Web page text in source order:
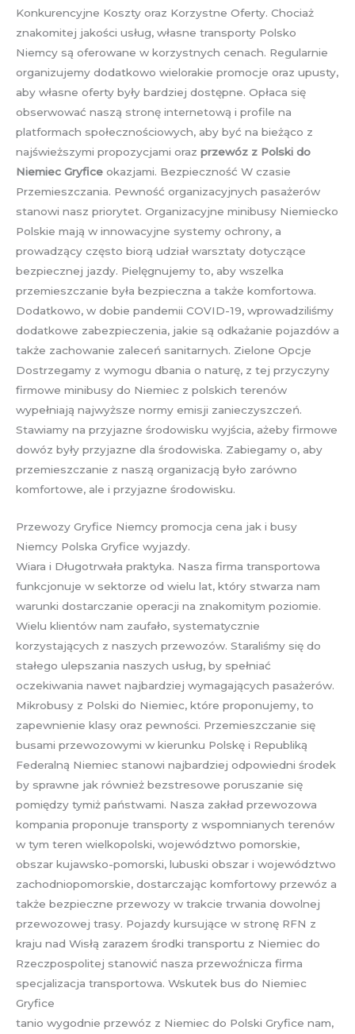
Konkurencyjne Koszty oraz Korzystne Oferty. Chociaż
znakomitej jakości usług, własne transporty Polsko
Niemcy są oferowane w korzystnych cenach. Regularnie
organizujemy dodatkowo wielorakie promocje oraz upusty,
aby własne oferty były bardziej dostępne. Opłaca się
obserwować naszą stronę internetową i profile na
platformach społecznościowych, aby być na bieżąco z
najświeższymi propozycjami oraz przewóz z Polski do
Niemiec Gryfice okazjami. Bezpieczność W czasie
Przemieszczania. Pewność organizacyjnych pasażerów
stanowi nasz priorytet. Organizacyjne minibusy Niemiecko
Polskie mają w innowacyjne systemy ochrony, a
prowadzący często biorą udział warsztaty dotyczące
bezpiecznej jazdy. Pielęgnujemy to, aby wszelka
przemieszczanie była bezpieczna a także komfortowa.
Dodatkowo, w dobie pandemii COVID-19, wprowadziliśmy
dodatkowe zabezpieczenia, jakie są odkażanie pojazdów a
także zachowanie zaleceń sanitarnych. Zielone Opcje
Dostrzegamy z wymogu dbania o naturę, z tej przyczyny
firmowe minibusy do Niemiec z polskich terenów
wypełniają najwyższe normy emisji zanieczyszczeń.
Stawiamy na przyjazne środowisku wyjścia, ażeby firmowe
dowóz były przyjazne dla środowiska. Zabiegamy o, aby
przemieszczanie z naszą organizacją było zarówno
komfortowe, ale i przyjazne środowisku.
Przewozy Gryfice Niemcy promocja cena jak i busy
Niemcy Polska Gryfice wyjazdy.
Wiara i Długotrwała praktyka. Nasza firma transportowa
funkcjonuje w sektorze od wielu lat, który stwarza nam
warunki dostarczanie operacji na znakomitym poziomie.
Wielu klientów nam zaufało, systematycznie
korzystających z naszych przewozów. Staraliśmy się do
stałego ulepszania naszych usług, by spełniać
oczekiwania nawet najbardziej wymagających pasażerów.
Mikrobusy z Polski do Niemiec, które proponujemy, to
zapewnienie klasy oraz pewności. Przemieszczanie się
busami przewozowymi w kierunku Polskę i Republiką
Federalną Niemiec stanowi najbardziej odpowiedni środek
by sprawne jak również bezstresowe poruszanie się
pomiędzy tymiż państwami. Nasza zakład przewozowa
kompania proponuje transporty z wspomnianych terenów
w tym teren wielkopolski, województwo pomorskie,
obszar kujawsko-pomorski, lubuski obszar i województwo
zachodniopomorskie, dostarczając komfortowy przewóz a
także bezpieczne przewozy w trakcie trwania dowolnej
przewozowej trasy. Pojazdy kursujące w stronę RFN z
kraju nad Wisłą zarazem środki transportu z Niemiec do
Rzeczpospolitej stanowić nasza przewoźnicza firma
specjalizacja transportowa. Wskutek bus do Niemiec
Gryfice
tanio wygodnie przewóz z Niemiec do Polski Gryfice nam,